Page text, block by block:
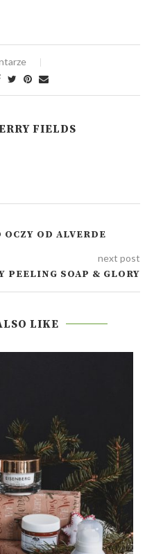
FIELDS
OD ALVERDE
next post
PEELING SOAP & GLORY
LIKE